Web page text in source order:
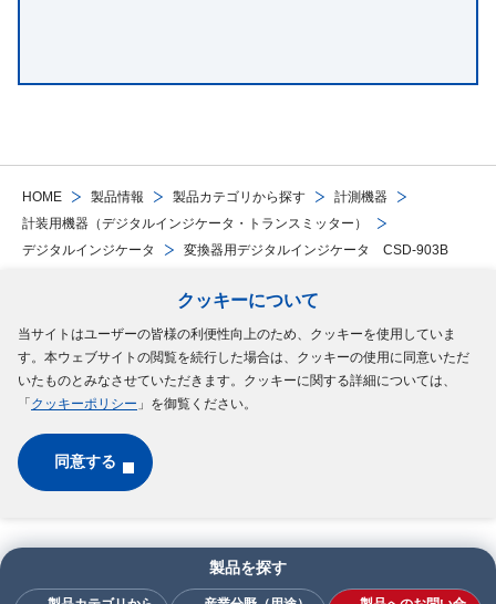
クッキーについて
当サイトはユーザーの皆様の利便性向上のため、クッキーを使用していま
す。本ウェブサイトの閲覧を続行した場合は、クッキーの使用に同意いただ
いたものとみなさせていただきます。クッキーに関する詳細については、
「 クッキーポリシー 」を御覧ください。
同意する
HOME 製品情報 製品カテゴリから探す
計測機器
計装用機器（デジタルインジケータ・トランスミッター）
デジタルインジケータ
変換器用デジタルインジケータ CSD-903B
製品を探す
サイトマップご利用規約個人情報の保護についてクッキーポリシー
ソーシャルメディアポリシー
Copyright © MinebeaMitsumi Inc. All rights reserved.​